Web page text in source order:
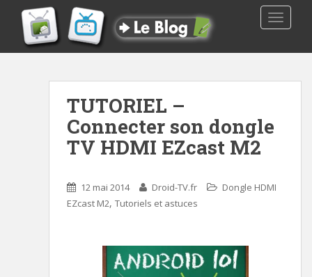
TUTORIEL –
Connecter son dongle
TV HDMI EZcast M2
12 mai 2014 Droid-TV.fr
Dongle HDMI
EZcast M2, Tutoriels et astuces